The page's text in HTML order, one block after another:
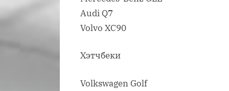
Audi Q7
Volvo XC90
Хэтчбеки
Volkswagen Golf